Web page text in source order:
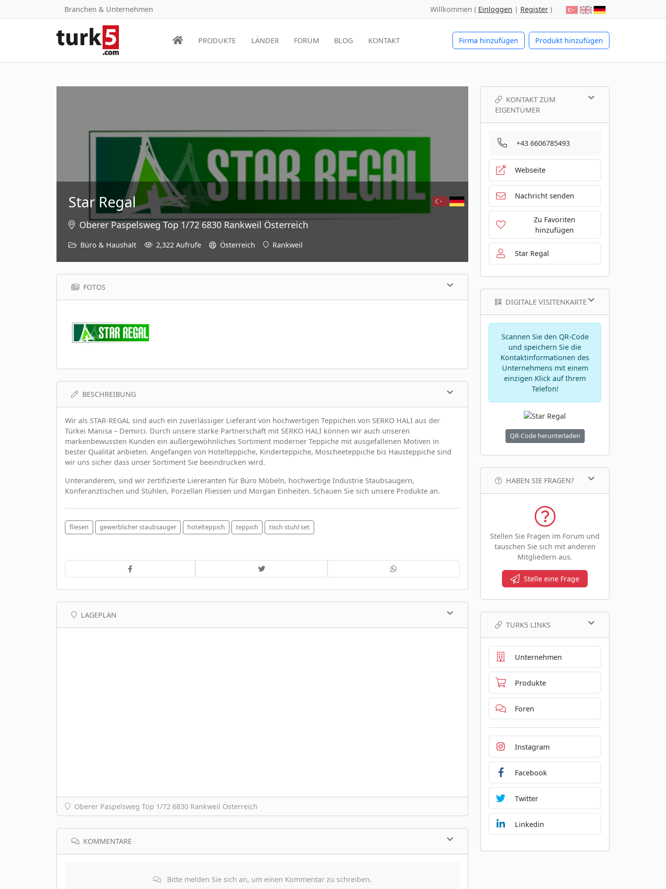
Branchen & Unternehmen Willkommen ( Einloggen | Register )
Firma hinzufügen Produkt hinzufügen
PRODUKTE LÄNDER FORUM BLOG KONTAKT
Star Regal
Oberer Paspelsweg Top 1/72 6830 Rankweil Österreich
Büro & Haushalt 2,322 Aufrufe Österreich Rankweil
FOTOS
BESCHREIBUNG
Wir als STAR-REGAL sind auch ein zuverlässiger Lieferant von hochwertigen Teppichen von SERKO HALI aus der
Türkei Manisa – Demirci. Durch unsere starke Partnerschaft mit SERKO HALI können wir auch unseren
markenbewussten Kunden ein außergewöhnliches Sortiment moderner Teppiche mit ausgefallenen Motiven in
bester Qualität anbieten. Angefangen von Hotelteppiche, Kinderteppiche, Moscheeteppiche bis Hausteppiche sind
wir uns sicher dass unser Sortiment Sie beeindrucken wird.
Unteranderem, sind wir zertifizierte Liereranten für Büro Möbeln, hochwertige Industrie Staubsaugern,
Konferanztischen und Stühlen, Porzellan Fliessen und Morgan Einheiten. Schauen Sie sich unsere Produkte an.
fliesen gewerblicher staubsauger hotelteppich teppich tisch stuhl set
LAGEPLAN
Oberer Paspelsweg Top 1/72 6830 Rankweil Österreich
KOMMENTARE
Bitte melden Sie sich an, um einen Kommentar zu schreiben.
KONTAKT ZUM
EIGENTÜMER
+43 6606785493
Webseite
Nachricht senden
Zu Favoriten
hinzufügen
Star Regal
DIGITALE VISITENKARTE
Scannen Sie den QR-Code
und speichern Sie die
Kontaktinformationen des
Unternehmens mit einem
einzigen Klick auf Ihrem
Telefon!
QR-Code herunterladen
HABEN SIE FRAGEN?
Stellen Sie Fragen im Forum und
tauschen Sie sich mit anderen
Mitgliedern aus.
Stelle eine Frage
TURK5 LINKS
Unternehmen
Produkte
Foren
Instagram
Facebook
Twitter
Linkedin